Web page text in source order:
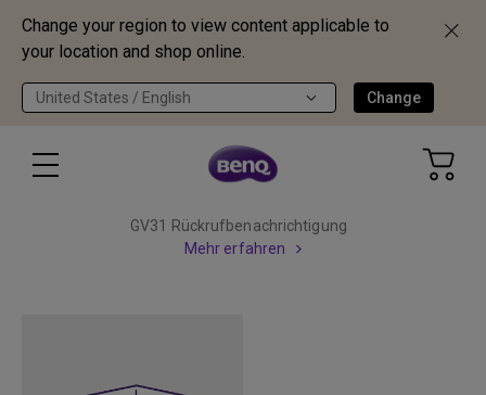
Change your region to view content applicable to
your location and shop online.
United States / English Change
GV31 Rückrufbenachrichtigung
Mehr erfahren